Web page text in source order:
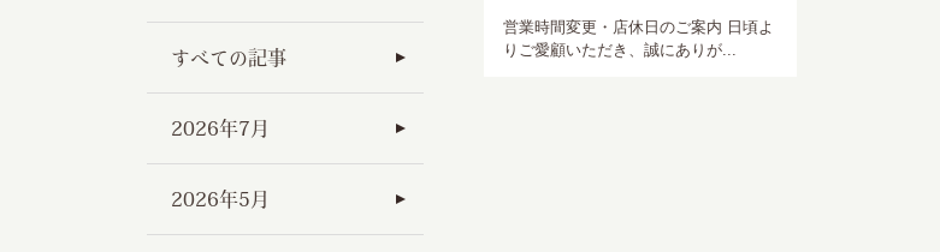
営業時間変更・店休日のご案内 日頃よ
りご愛顧いただき、誠にありが...
すべての記事
2026年7月
2026年5月